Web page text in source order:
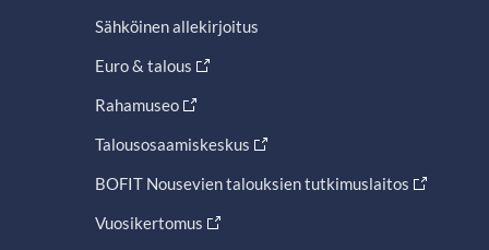
Sähköinen allekirjoitus
Euro & talous
Rahamuseo
Talousosaamiskeskus
BOFIT Nousevien talouksien tutkimuslaitos
Vuosikertomus